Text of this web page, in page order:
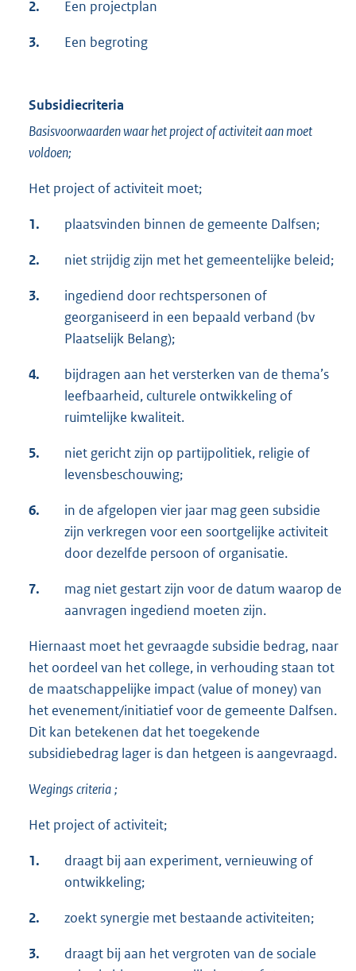
2. Een projectplan
3. Een begroting
Subsidiecriteria
Basisvoorwaarden waar het project of activiteit aan moet
voldoen;
Het project of activiteit moet;
1. plaatsvinden binnen de gemeente Dalfsen;
2. niet strijdig zijn met het gemeentelijke beleid;
3.
ingediend door rechtspersonen of
georganiseerd in een bepaald verband (bv
Plaatselijk Belang);
4.
bijdragen aan het versterken van de thema’s
leefbaarheid, culturele ontwikkeling of
ruimtelijke kwaliteit.
5.
niet gericht zijn op partijpolitiek, religie of
levensbeschouwing;
6.
in de afgelopen vier jaar mag geen subsidie
zijn verkregen voor een soortgelijke activiteit
door dezelfde persoon of organisatie.
7.
mag niet gestart zijn voor de datum waarop de
aanvragen ingediend moeten zijn.
Hiernaast moet het gevraagde subsidie bedrag, naar
het oordeel van het college, in verhouding staan tot
de maatschappelijke impact (value of money) van
het evenement/initiatief voor de gemeente Dalfsen.
Dit kan betekenen dat het toegekende
subsidiebedrag lager is dan hetgeen is aangevraagd.
Wegingscriteria;
Het project of activiteit;
1.
draagt bij aan experiment, vernieuwing of
ontwikkeling;
2. zoekt synergie met bestaande activiteiten;
3.
draagt bij aan het vergroten van de sociale